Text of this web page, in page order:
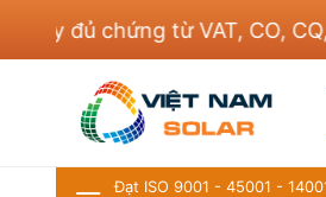
đủ chứng từ VAT, CO, CQ,
Đạt ISO 9001 - 45001 -